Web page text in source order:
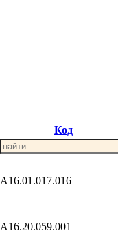
Код
A16.01.017.016
A16.20.059.001